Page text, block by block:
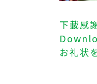
下載感
お礼状